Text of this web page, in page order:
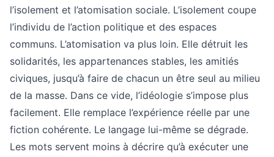
l’isolement et l’atomisation sociale. L’isolement coupe
l’individu de l’action politique et des espaces
communs. L’atomisation va plus loin. Elle détruit les
solidarités, les appartenances stables, les amitiés
civiques, jusqu’à faire de chacun un être seul au milieu
de la masse. Dans ce vide, l’idéologie s’impose plus
facilement. Elle remplace l’expérience réelle par une
fiction cohérente. Le langage lui-même se dégrade.
Les mots servent moins à décrire qu’à exécuter une